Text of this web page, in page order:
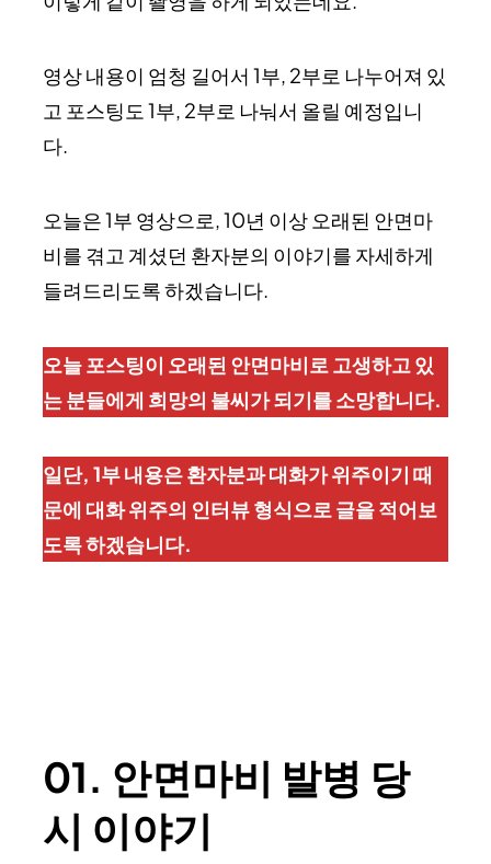
영상 내용이 엄청 길어서 1부, 2부로 나누어져 있
고 포스팅도 1부, 2부로 나눠서 올릴 예정입니
다.
오늘은 1부 영상으로, 10년 이상 오래된 안면마
비를 겪고 계셨던 환자분의 이야기를 자세하게
들려드리도록 하겠습니다.
오늘 포스팅이 오래된 안면마비로 고생하고 있
는 분들에게 희망의 불씨가 되기를 소망합니다.
일단, 1부 내용은 환자분과 대화가 위주이기 때
문에 대화 위주의 인터뷰 형식으로 글을 적어보
도록 하겠습니다.
01. 안면마비 발병 당
시 이야기